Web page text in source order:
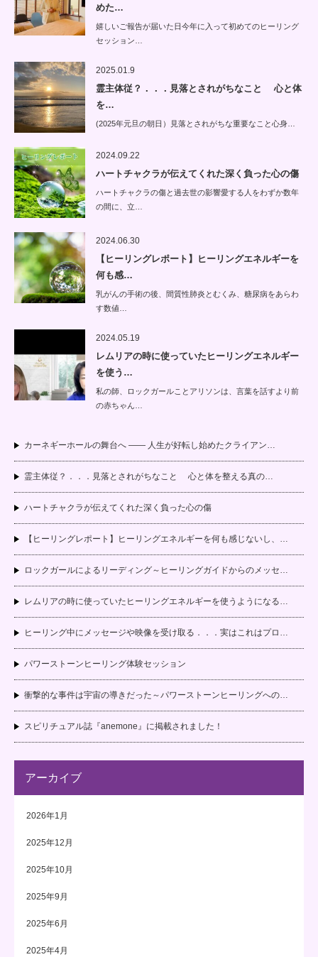
めた…
嬉しいご報告が届いた日今年に入って初めてのヒーリング
セッション…
2025.01.9
霊主体従？．．．見落とされがちなこと 心と体
を…
(2025年元旦の朝日）見落とされがちな重要なこと心身…
2024.09.22
ハートチャクラが伝えてくれた深く負った心の傷
ハートチャクラの傷と過去世の影響愛する人をわずか数年
の間に、立…
2024.06.30
【ヒーリングレポート】ヒーリングエネルギーを
何も感…
乳がんの手術の後、間質性肺炎とむくみ、糖尿病をあらわ
す数値…
2024.05.19
レムリアの時に使っていたヒーリングエネルギー
を使う…
私の師、ロックガールことアリソンは、言葉を話すより前
の赤ちゃん…
カーネギーホールの舞台へ —— 人生が好転し始めたクライアン…
霊主体従？．．．見落とされがちなこと 心と体を整える真の…
ハートチャクラが伝えてくれた深く負った心の傷
【ヒーリングレポート】ヒーリングエネルギーを何も感じないし、…
ロックガールによるリーディング～ヒーリングガイドからのメッセ…
レムリアの時に使っていたヒーリングエネルギーを使うようになる…
ヒーリング中にメッセージや映像を受け取る．．．実はこれはプロ…
パワーストーンヒーリング体験セッション
衝撃的な事件は宇宙の導きだった～パワーストーンヒーリングへの…
スピリチュアル誌『anemone』に掲載されました！
アーカイブ
2026年1月
2025年12月
2025年10月
2025年9月
2025年6月
2025年4月